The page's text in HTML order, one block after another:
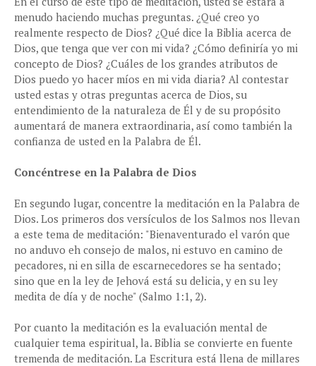
menudo haciendo muchas preguntas. ¿Qué creo yo
realmente respecto de Dios? ¿Qué dice la Biblia acerca de
Dios, que tenga que ver con mi vida? ¿Cómo definiría yo mi
concepto de Dios? ¿Cuáles de los grandes atributos de
Dios puedo yo hacer míos en mi vida diaria? Al contestar
usted estas y otras preguntas acerca de Dios, su
entendimiento de la naturaleza de Él y de su propósito
aumentará de manera extraordinaria, así como también la
confianza de usted en la Palabra de Él.
Concéntrese en la Palabra de Dios
En segundo lugar, concentre la meditación en la Palabra de
Dios. Los primeros dos versículos de los Salmos nos llevan
a este tema de meditación: "Bienaventurado el varón que
no anduvo eh consejo de malos, ni estuvo en camino de
pecadores, ni en silla de escarnecedores se ha sentado;
sino que en la ley de Jehová está su delicia, y en su ley
medita de día y de noche" (Salmo 1:1, 2).
Por cuanto la meditación es la evaluación mental de
cualquier tema espiritual, la. Biblia se convierte en fuente
tremenda de meditación. La Escritura está llena de millares